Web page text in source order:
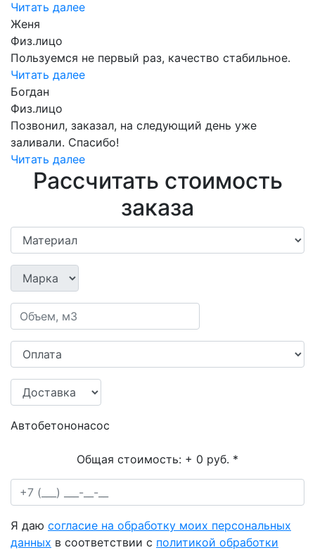
Читать далее
Женя
Физ.лицо
Пользуемся не первый раз, качество стабильное.
Читать далее
Богдан
Физ.лицо
Позвонил, заказал, на следующий день уже
заливали. Спасибо!
Читать далее
Рассчитать стоимость
заказа
Автобетононасос
Общая стоимость: + 0 руб. *
Я даю согласие на обработку моих персональных
данных в соответствии с политикой обработки